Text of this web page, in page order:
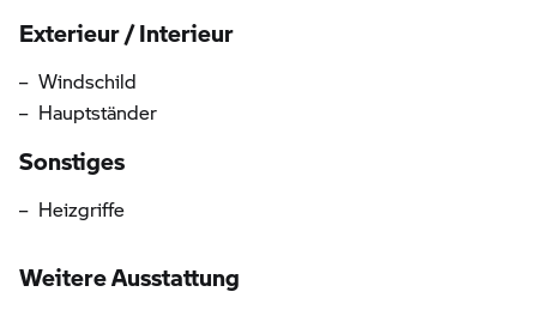
Exterieur / Interieur
Windschild
Hauptständer
Sonstiges
Heizgriffe
Weitere Ausstattung